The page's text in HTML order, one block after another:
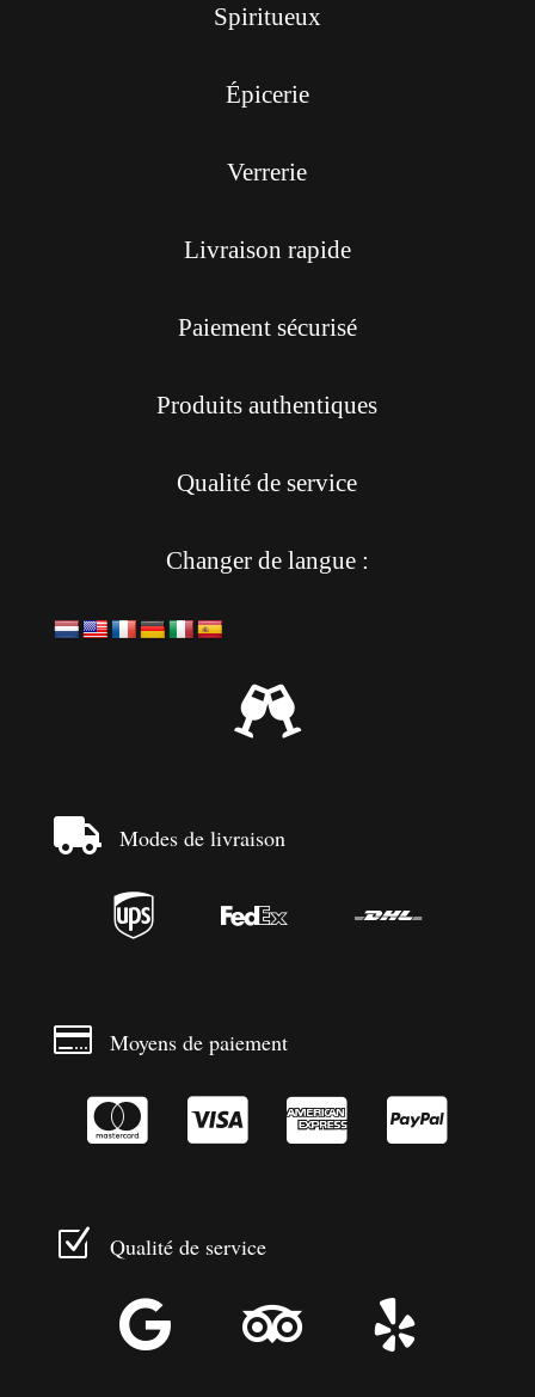
Spiritueux
Épicerie
Verrerie
Livraison rapide
Paiement sécurisé
Produits authentiques
Qualité de service
Changer de langue :

 Modes de livraison
  
 Moyens de paiement
   
Z Qualité de service
  